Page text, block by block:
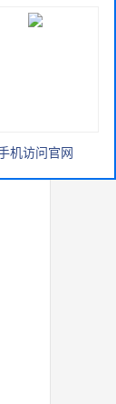
机访问官网